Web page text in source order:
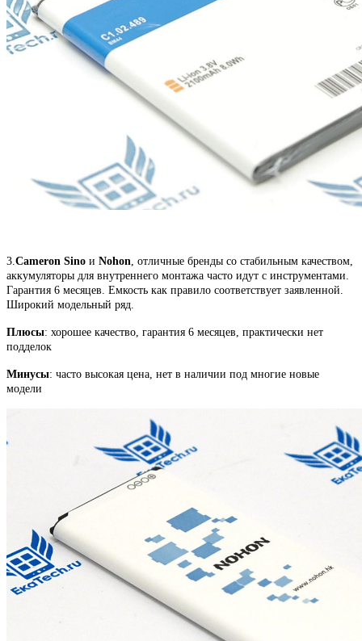
3. Cameron Sino и Nohon , отличные бренды со стабильным качеством,
аккумуляторы для внутреннего монтажа часто идут с инструментами.
Гарантия 6 месяцев. Емкость как правило соответствует заявленной.
Широкий модельный ряд.
Плюсы: хорошее качество, гарантия 6 месяцев, практически нет
подделок
Минусы: часто высокая цена, нет в наличии под многие новые
модели